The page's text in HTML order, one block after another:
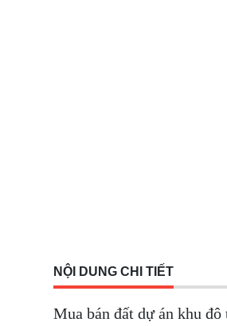
NỘI DUNG CHI TIẾT
Mua bán đất dự án khu